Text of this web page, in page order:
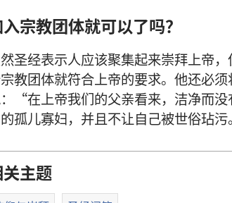
宗教团体就可以了吗？
圣经表示人应该聚集起来崇拜上帝
教团体就符合上帝的要求。他还必须
“在上帝我们的父亲看来，洁净而
孤儿寡妇，并且不让自己被世俗玷
主题